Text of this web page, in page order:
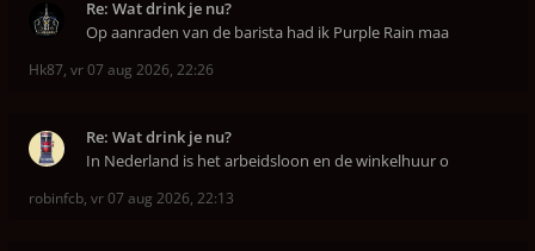
Re: Wat drink je nu?
Op aanraden van de barista had ik Purple Rain maa
Hk87, vr 07 aug 2026, 22:26
Re: Wat drink je nu?
In Nederland is het arbeidsloon en de winkelhuur o
robinfcb, vr 07 aug 2026, 22:13